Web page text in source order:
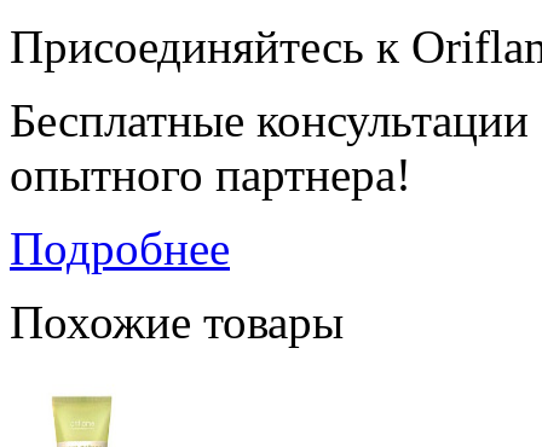
Присоединяйтесь к
Бесплатные консультации
опытного партнера!
Подробнее
Похожие товары